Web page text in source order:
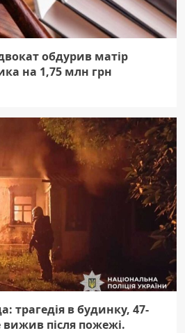
обдурив матір
на 1,75 млн грн
трагедія в будинку, 47-
вижив після пожежі.